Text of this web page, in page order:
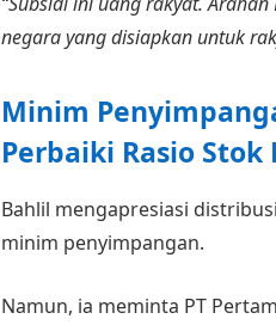
negara yang disiapkan untuk
Minim
Perbaiki Rasio Stok
Bahlil mengapresiasi
minim penyimpangan.
Namun, ia meminta PT